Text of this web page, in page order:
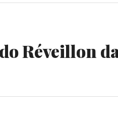
Réveillon